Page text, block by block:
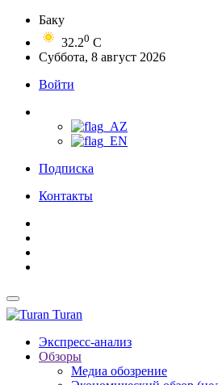
Баку
32.20 C
Суббота, 8 август 2026
Войти
Подписка
Контакты
Turan
Экспресс-анализ
Обзоры
Медиа обозрение